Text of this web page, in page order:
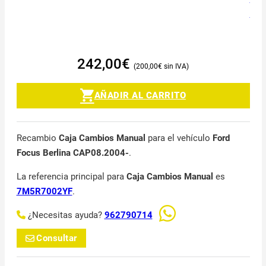
242,00€ 200,00€
AÑADIR AL CARRITO
Recambio Caja Cambios Manual para el vehículo Ford
Focus Berlina CAP08.2004-.
La referencia principal para Caja Cambios Manual es
7M5R7002YF.
¿Necesitas ayuda? 962790714
Consultar